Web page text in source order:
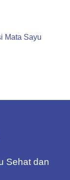
Mata Sayu
Sehat dan